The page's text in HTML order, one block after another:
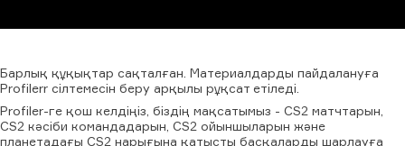
Барлық құқықтар сақталған. Материалдарды пайдалануға
Profilerr сілтемесін беру арқылы рұқсат етіледі.
Profiler-ге қош келдіңіз, біздің мақсатымыз - CS2 матчтарын,
CS2 кәсіби командадарын, CS2 ойыншыларын және
планетадағы CS2 нарығына қатысты басқаларды шарлауға